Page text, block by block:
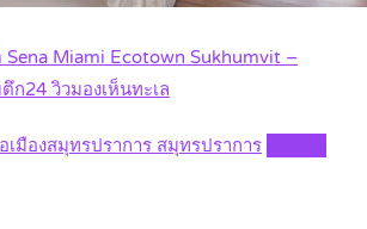
Sena Miami Ecotown Sukhumvit –
ก24 วิวมองเห็นทะเล
เมืองสมุทรปราการ สมุทรปราการ